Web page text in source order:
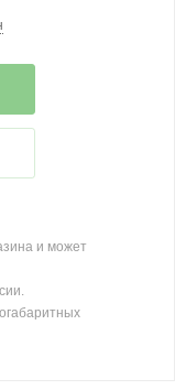
и может